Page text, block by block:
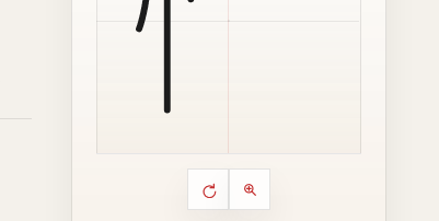
Kontrol animasi urutan
Putar ulang animasi
Perbesar animasi